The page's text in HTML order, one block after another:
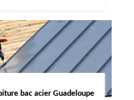
bac acier Guadeloupe